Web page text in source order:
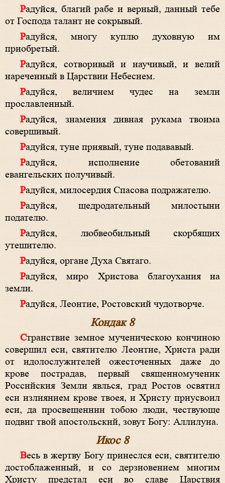
Радуйся, благий рабе и верный, данный тебе
от Господа талант не сокрывый.
Радуйся, многу куплю духовную им
приобретый.
Радуйся, сотворивый и научивый, и велий
нареченный в Царствии Небеснем.
Радуйся, величием чудес на земли
прославленный.
Радуйся, знамения дивная рукама твоима
совершивый.
Радуйся, туне приявый, туне подававый.
Радуйся, исполнение обетований
евангельских получивый.
Радуйся, милосердия Спасова подражателю.
Радуйся, щедродательный милостыни
подателю.
Радуйся, любвеобильный скорбящих
утешителю.
Радуйся, органе Духа Святаго.
Радуйся, миро Христова благоухания на
земли.
Радуйся, Леонтие, Ростовский чудотворче.
Кондак 8
Странствие земное мученическою кончиною
совершил еси, святителю Леонтие, Христа ради
от идолослужителей ожесточенных даже до
крове пострадав, первый священномученик
Российския Земли явлься, град Ростов освятил
еси излиянием крове твоея, и Христу приусвоил
еси, да просвещеннии тобою люди, чествующе
подвиг твой апостольский, зовут Богу: Аллилуиа.
Икос 8
Весь в жертву Богу принеслся еси, святителю
достоблаженный, и со дерзновением многим
Христу предстал еси во славе Царствия